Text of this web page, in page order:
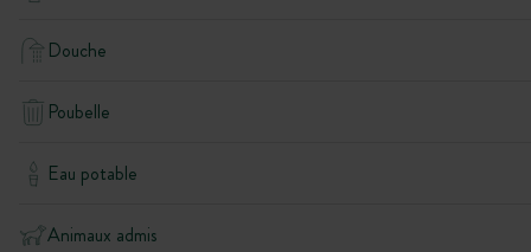
Douche
Poubelle
Eau potable
Animaux admis